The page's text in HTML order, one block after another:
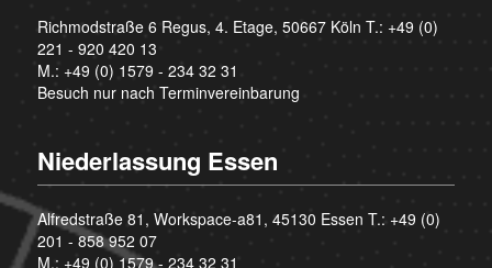
Richmodstraße 6 Regus, 4. Etage, 50667 Köln T.: +49 (0)
221 - 920 420 13
M.: +49 (0) 1579 - 234 32 31
Besuch nur nach Terminvereinbarung
Niederlassung Essen
Alfredstraße 81, Workspace-a81, 45130 Essen T.: +49 (0)
201 - 858 952 07
M.: +49 (0) 1579 - 234 32 31